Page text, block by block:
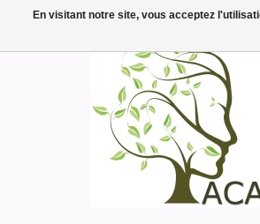
En visitant notre site, vous acceptez